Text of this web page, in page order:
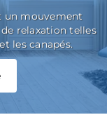
un mouvement
relaxation telles
les canapés.